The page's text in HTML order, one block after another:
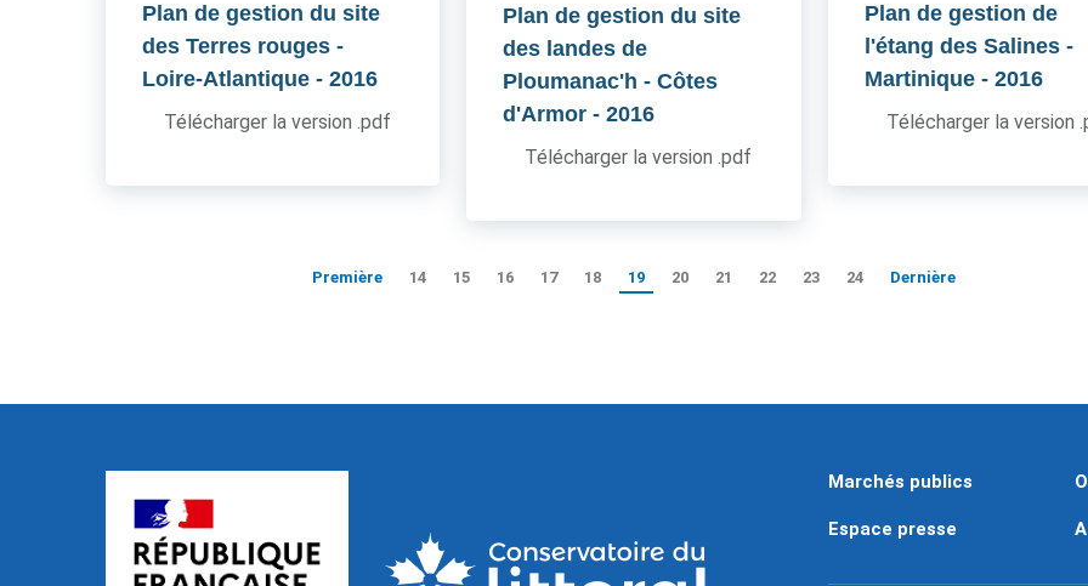
Plan de gestion du site
des Terres rouges -
Loire-Atlantique - 2016
Télécharger la version .pdf
Plan de gestion du site
des landes de
Ploumanac'h - Côtes
d'Armor - 2016
Télécharger la version .pdf
Plan de gestion de
l'étang des Salines -
Martinique - 2016
Télécharger la version
Première 14 15 16 17 18 19 20 21 22 23 24 Dernière
Marchés publics
Espace presse